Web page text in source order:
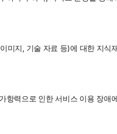
미지, 기술 자료 등)에 대한 지식
항력으로 인한 서비스 이용 장애